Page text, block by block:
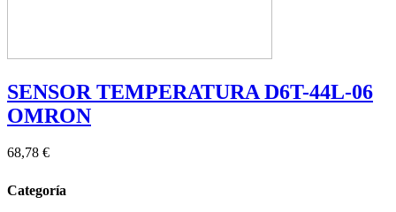
SENSOR TEMPERATURA D6T-44L-06
OMRON
68,78 €
Categoría